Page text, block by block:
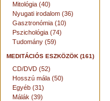
Mitológia (40)
Nyugati irodalom (36)
Gasztronómia (10)
Pszichológia (74)
Tudomány (59)
MEDITÁCIÓS ESZKÖZÖK (161)
CD/DVD (52)
Hosszú mála (50)
Egyéb (31)
Málák (39)